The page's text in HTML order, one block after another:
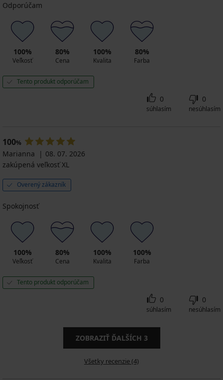
Odporúčam
100%
Veľkosť
80%
Cena
100%
Kvalita
80%
Farba
Tento produkt odporúčam
0
súhlasím
0
nesúhlasím
100%
Marianna
08. 07. 2026
zakúpená veľkosť XL
Overený zákazník
Spokojnosť
100%
Veľkosť
80%
Cena
100%
Kvalita
100%
Farba
Tento produkt odporúčam
0
súhlasím
0
nesúhlasím
ZOBRAZIŤ ĎALŠÍCH 3
Všetky recenzie (4)